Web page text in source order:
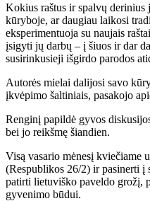
Kokius raštus ir spalvų derinius
kūryboje, ar daugiau laikosi
eksperimentuoja su naujais
įsigyti jų darbų – į šiuos ir dar
susirinkusieji išgirdo parodos
Autorės mielai dalijosi savo
įkvėpimo šaltiniais, pasakojo
Renginį papildė gyvos
bei jo reikšmę šiandien.
Visą vasario mėnesį kviečiame
(Respublikos 26/2) ir pasinerti į
patirti lietuviško paveldo grožį,
gyvenimo būdui.